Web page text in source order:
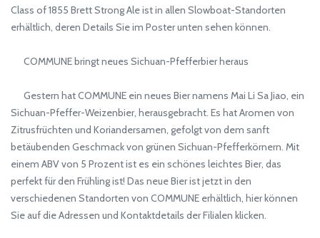
Class of 1855 Brett Strong Ale ist in allen Slowboat-Standorten
erhältlich, deren Details Sie im Poster unten sehen können.
COMMUNE bringt neues Sichuan-Pfefferbier heraus
Gestern hat COMMUNE ein neues Bier namens Mai Li Sa Jiao, ein
Sichuan-Pfeffer-Weizenbier, herausgebracht. Es hat Aromen von
Zitrusfrüchten und Koriandersamen, gefolgt von dem sanft
betäubenden Geschmack von grünen Sichuan-Pfefferkörnern. Mit
einem ABV von 5 Prozent ist es ein schönes leichtes Bier, das
perfekt für den Frühling ist! Das neue Bier ist jetzt in den
verschiedenen Standorten von COMMUNE erhältlich, hier können
Sie auf die Adressen und Kontaktdetails der Filialen klicken.